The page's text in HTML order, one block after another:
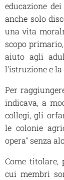
educazione
anche solo
una vita
scopo
aiuto agli
l'istruzione e la
Per
indicava, a
collegi, gli
le colonie
opera" senza
Come titolare,
cui membri